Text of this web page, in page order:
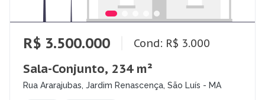
R$ 3.500.000 Cond: R$ 3.000
Sala-Conjunto, 234 m²
Rua Ararajubas, Jardim Renascença, São Luís - MA